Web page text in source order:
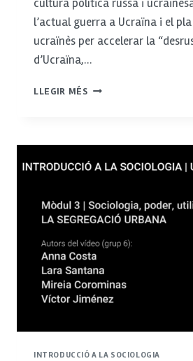
cultura política russa i
l’actual guerra a Ucraïna i el
ucraïnès per accelerar la
d’Ucraïna,…
LLEGIR MÉSLA
ACTIVITAT:
EL
I
ELS
INTRODUCCIÓ A LA SOCIOLOGIA